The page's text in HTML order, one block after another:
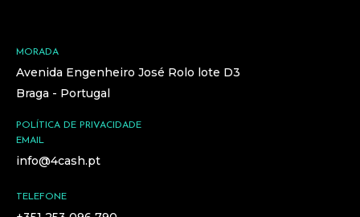
MORADA
Avenida Engenheiro José Rolo lote D3
Braga - Portugal
POLÍTICA DE PRIVACIDADE
EMAIL
info@4cash.pt
TELEFONE